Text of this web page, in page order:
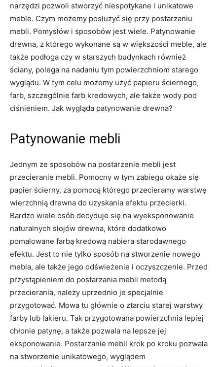
narzędzi pozwoli stworzyć niespotykane i unikatowe
meble. Czym możemy posłużyć się przy postarzaniu
mebli. Pomysłów i sposobów jest wiele. Patynowanie
drewna, z którego wykonane są w większości meble, ale
także podłoga czy w starszych budynkach również
ściany, polega na nadaniu tym powierzchniom starego
wyglądu. W tym celu możemy użyć papieru ściernego,
farb, szczególnie farb kredowych, ale także wody pod
ciśnieniem. Jak wygląda patynowanie drewna?
Patynowanie mebli
Jednym ze sposobów na postarzenie mebli jest
przecieranie mebli. Pomocny w tym zabiegu okaże się
papier ścierny, za pomocą którego przecieramy warstwę
wierzchnią drewna do uzyskania efektu przecierki.
Bardzo wiele osób decyduje się na wyeksponowanie
naturalnych słojów drewna, które dodatkowo
pomalowane farbą kredową nabiera starodawnego
efektu. Jest to nie tylko sposób na stworzenie nowego
mebla, ale także jego odświeżenie i oczyszczenie. Przed
przystąpieniem do postarzania mebli metodą
przecierania, należy uprzednio je specjalnie
przygotować. Mowa tu głównie o ztarciu starej warstwy
farby lub lakieru. Tak przygotowana powierzchnia lepiej
chłonie patynę, a także pozwala na lepsze jej
eksponowanie. Postarzanie mebli krok po kroku pozwala
na stworzenie unikatowego, wyglądem